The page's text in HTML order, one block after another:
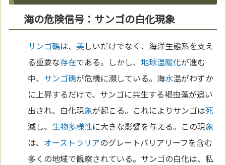
海の危険信号：サンゴの白化現象
サンゴ礁は、美しいだけでなく、海洋生態系を支え
る重要な存在である。しかし、地球温暖化が進む
中、 サンゴ礁が危機に瀕している。海水温がわずか
に上昇するだけで、サンゴに共生する褐虫藻が追い
出され、白化現象が起こる。これによりサンゴは死
滅し、 生物多様性に大きな影響を与える。この現象
は、 オーストラリアのグレートバリアリーフを含む
多くの地域で観察されている。サンゴの白化は、私